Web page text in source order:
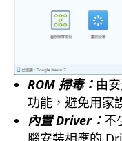
ROM 掃毒： 由
功能，避免用家
內置 Driver： 不